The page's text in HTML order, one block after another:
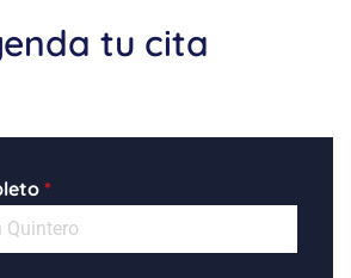
tu cita
*